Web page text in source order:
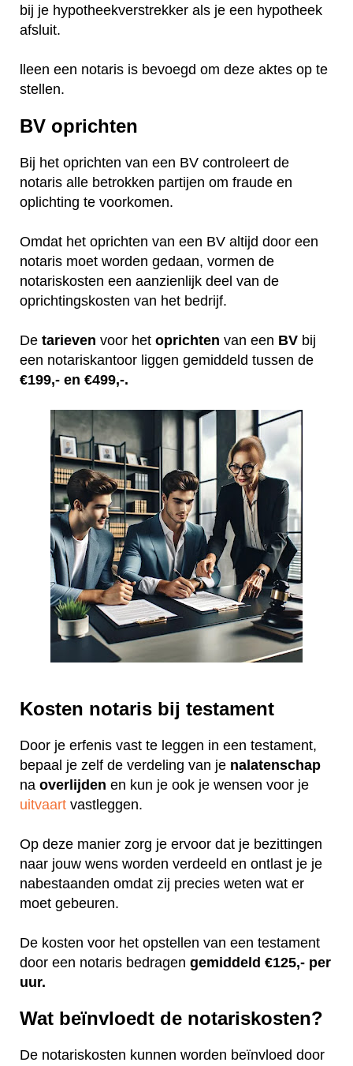
bij je hypotheekverstrekker als je een hypotheek
afsluit.
lleen een notaris is bevoegd om deze aktes op te
stellen.
BV oprichten
Bij het oprichten van een BV controleert de
notaris alle betrokken partijen om fraude en
oplichting te voorkomen.
Omdat het oprichten van een BV altijd door een
notaris moet worden gedaan, vormen de
notariskosten een aanzienlijk deel van de
oprichtingskosten van het bedrijf.
De tarieven voor het oprichten van een BV bij
een notariskantoor liggen gemiddeld tussen de
€199,- en €499,-.
Kosten notaris bij testament
Door je erfenis vast te leggen in een testament,
bepaal je zelf de verdeling van je nalatenschap
na overlijden en kun je ook je wensen voor je
uitvaart vastleggen.
Op deze manier zorg je ervoor dat je bezittingen
naar jouw wens worden verdeeld en ontlast je je
nabestaanden omdat zij precies weten wat er
moet gebeuren.
De kosten voor het opstellen van een testament
door een notaris bedragen gemiddeld €125,- per
uur.
Wat beïnvloedt de notariskosten?
De notariskosten kunnen worden beïnvloed door